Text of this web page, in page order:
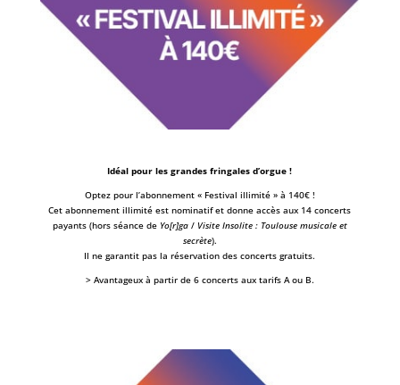
Idéal pour les grandes fringales d’orgue !
Optez pour l’abonnement « Festival illimité » à 140€ !
Cet abonnement illimité est nominatif et donne accès aux 14 concerts
payants (hors séance de Yo[r]ga/ Visite Insolite : Toulouse musicale et
secrète).
Il ne garantit pas la réservation des concerts gratuits.
> Avantageux à partir de 6 concerts aux tarifs A ou B.